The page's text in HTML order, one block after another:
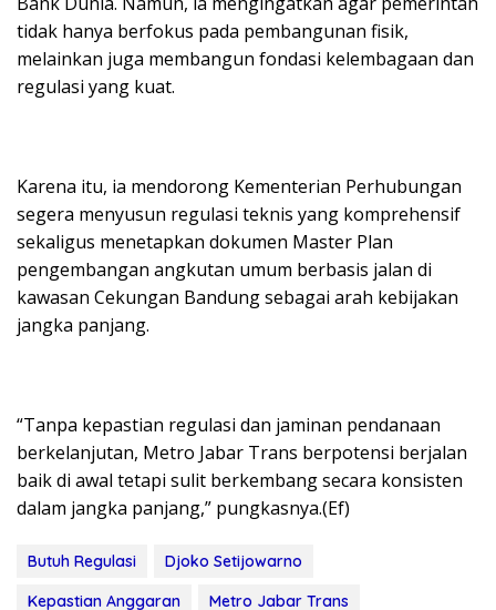
tidak hanya berfokus pada pembangunan fisik,
melainkan juga membangun fondasi kelembagaan dan
regulasi yang kuat.
Karena itu, ia mendorong Kementerian Perhubungan
segera menyusun regulasi teknis yang komprehensif
sekaligus menetapkan dokumen Master Plan
pengembangan angkutan umum berbasis jalan di
kawasan Cekungan Bandung sebagai arah kebijakan
jangka panjang.
“Tanpa kepastian regulasi dan jaminan pendanaan
berkelanjutan, Metro Jabar Trans berpotensi berjalan
baik di awal tetapi sulit berkembang secara konsisten
dalam jangka panjang,” pungkasnya.(Ef)
Butuh Regulasi
Djoko Setijowarno
Kepastian Anggaran
Metro Jabar Trans